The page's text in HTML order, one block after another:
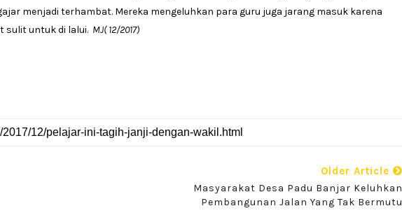
menjadi terhambat. Mereka mengeluhkan para guru juga jarang masuk karena
sulit untuk di lalui. MJ( 12/2017)
Older Article
Masyarakat Desa Padu Banjar Keluhkan
Pembangunan Jalan Yang Tak Bermutu